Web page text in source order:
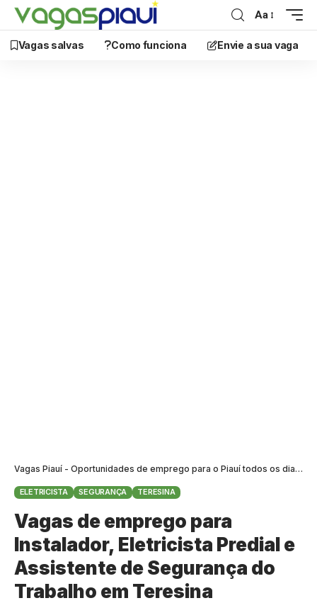
Aa
Vagas salvas Como funciona Envie a sua vaga
Vagas Piauí - Oportunidades de emprego para o Piauí todos os dias>
ELETRICISTA SEGURANÇA TERESINA
Vagas de emprego para
Instalador, Eletricista Predial e
Assistente de Segurança do
Trabalho em Teresina